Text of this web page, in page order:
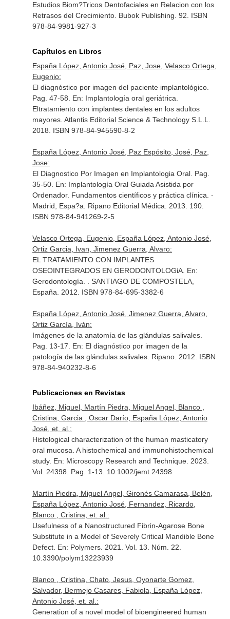
Estudios Biom?Tricos Dentofaciales en Relacion con los
Retrasos del Crecimiento. Bubok Publishing. 92. ISBN
978-84-9981-927-3
Capítulos en Libros
España López, Antonio José, Paz, Jose, Velasco Ortega,
Eugenio:
El diagnóstico por imagen del paciente implantológico.
Pag. 47-58. En: Implantología oral geriátrica.
Eltratamiento con implantes dentales en los adultos
mayores. Atlantis Editorial Science & Technology S.L.L.
2018. ISBN 978-84-945590-8-2
España López, Antonio José, Paz Espósito, José, Paz,
Jose:
El Diagnostico Por Imagen en Implantologia Oral. Pag.
35-50. En: Implantología Oral Guiada Asistida por
Ordenador. Fundamentos científicos y práctica clínica . -
Madrid, Espa?a. Ripano Editorial Médica. 2013. 190.
ISBN 978-84-941269-2-5
Velasco Ortega, Eugenio, España López, Antonio José,
Ortiz Garcia, Ivan, Jimenez Guerra, Alvaro:
EL TRATAMIENTO CON IMPLANTES
OSEOINTEGRADOS EN GERODONTOLOGiA. En:
Gerodontología . . SANTIAGO DE COMPOSTELA,
España. 2012. ISBN 978-84-695-3382-6
España López, Antonio José, Jimenez Guerra, Alvaro,
Ortiz García, Iván:
Imágenes de la anatomía de las glándulas salivales.
Pag. 13-17. En: El diagnóstico por imagen de la
patología de las glándulas salivales. Ripano. 2012. ISBN
978-84-940232-8-6
Publicaciones en Revistas
Ibáñez, Miguel, Martín Piedra, Miguel Angel, Blanco ,
Cristina, Garcia , Oscar Darío, España López, Antonio
José, et. al.:
Histological characterization of the human masticatory
oral mucosa. A histochemical and immunohistochemical
study. En: Microscopy Research and Technique. 2023.
Vol. 24398. Pag. 1-13. 10.1002/jemt.24398
Martín Piedra, Miguel Angel, Gironés Camarasa, Belén,
España López, Antonio José, Fernandez, Ricardo,
Blanco , Cristina, et. al.:
Usefulness of a Nanostructured Fibrin-Agarose Bone
Substitute in a Model of Severely Critical Mandible Bone
Defect. En: Polymers. 2021. Vol. 13. Núm. 22.
10.3390/polym13223939
Blanco , Cristina, Chato, Jesus, Oyonarte Gomez,
Salvador, Bermejo Casares, Fabiola, España López,
Antonio José, et. al.:
Generation of a novel model of bioengineered human